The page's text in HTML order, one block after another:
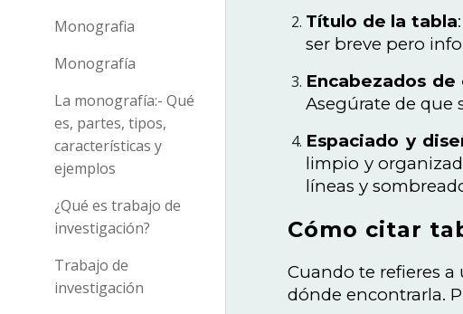
Monografia
Monografía
La monografía:- Qué
es, partes, tipos,
características y
ejemplos
¿Qué es trabajo de
investigación?
Trabajo de
investigación
Título de la tabla
ser breve pero
Encabezados de
Asegúrate de que
Espaciado y
limpio y
líneas y
Cómo citar
Cuando te refieres
dónde encontrarla.